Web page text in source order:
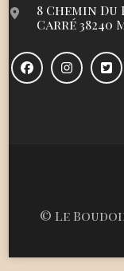
8 Chemin Du
Carré 38240
© Le